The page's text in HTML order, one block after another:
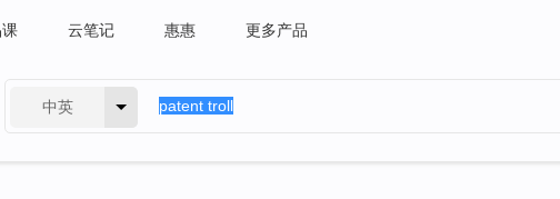
云笔记 惠惠 更多产品
中英